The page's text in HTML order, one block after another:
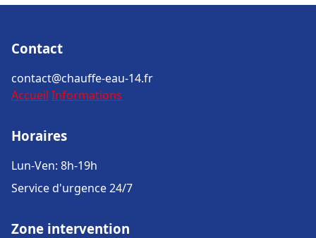
Contact
contact@chauffe-eau-14.fr
Accueil Informations
Horaires
Lun-Ven: 8h-19h
Service d'urgence 24/7
Zone intervention